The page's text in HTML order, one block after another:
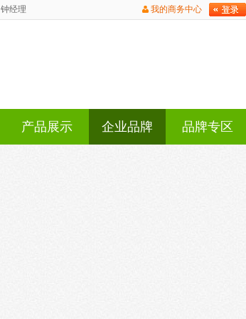
我的商务中心
钟经理
产品展示 企业品牌 品牌专区